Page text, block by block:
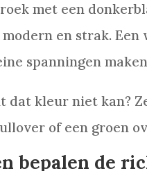
met een
en strak.
spanningen
dat kleur niet kan?
of een groen
bepalen de